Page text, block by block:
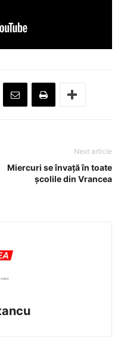
Next article
Miercuri se învață în toate
școlile din Vrancea